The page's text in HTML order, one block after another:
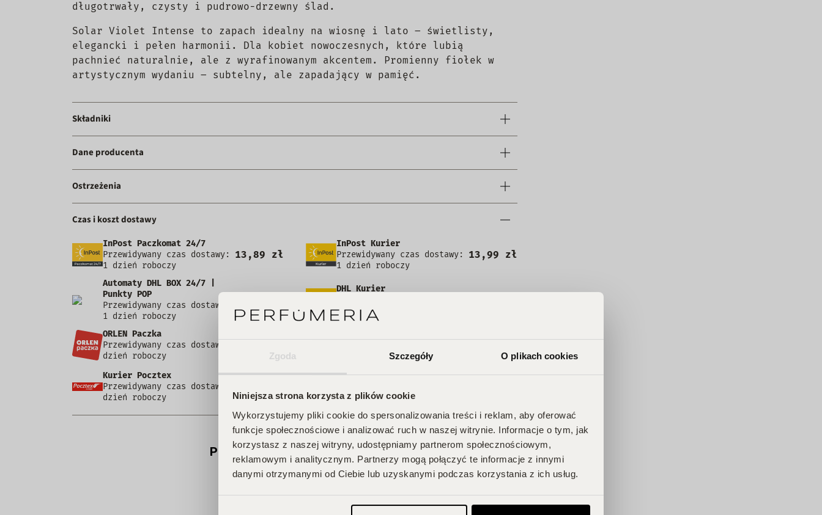
Zgoda Szczegóły O plikach cookies
Niniejsza strona korzysta z plików cookie
Wykorzystujemy pliki cookie do spersonalizowania treści i reklam, aby oferować
funkcje społecznościowe i analizować ruch w naszej witrynie. Informacje o tym, jak
korzystasz z naszej witryny, udostępniamy partnerom społecznościowym,
reklamowym i analitycznym. Partnerzy mogą połączyć te informacje z innymi
danymi otrzymanymi od Ciebie lub uzyskanymi podczas korzystania z ich usług.
długotrwały, czysty i pudrowo-drzewny ślad.
Solar Violet Intense to zapach idealny na wiosnę i lato – świetlisty,
elegancki i pełen harmonii. Dla kobiet nowoczesnych, które lubią
pachnieć naturalnie, ale z wyrafinowanym akcentem. Promienny fiołek w
artystycznym wydaniu – subtelny, ale zapadający w pamięć.
Składniki
Dane producenta
Ostrzeżenia
Czas i koszt dostawy
InPost Paczkomat 24/7
Przewidywany czas dostawy:
1 dzień roboczy
13,89 zł
InPost Kurier
Przewidywany czas dostawy:
1 dzień roboczy
13,99 zł
Automaty DHL BOX 24/7 |
Punkty POP
Przewidywany czas dostawy:
1 dzień roboczy
DHL Kurier
1 dzień roboczy
ORLEN Paczka
Przewidywany czas dostawy: 1
dzień roboczy
dzień roboczy
Kurier Pocztex
Przewidywany czas dostawy: 1
dzień roboczy
Produkt nie posiada recenzji